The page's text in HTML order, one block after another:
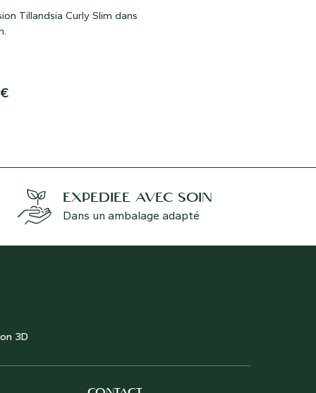
Tillandsia Curly Slim dans
€
EXPÉDIÉE AVEC SOIN
Dans un ambalage adapté
3D